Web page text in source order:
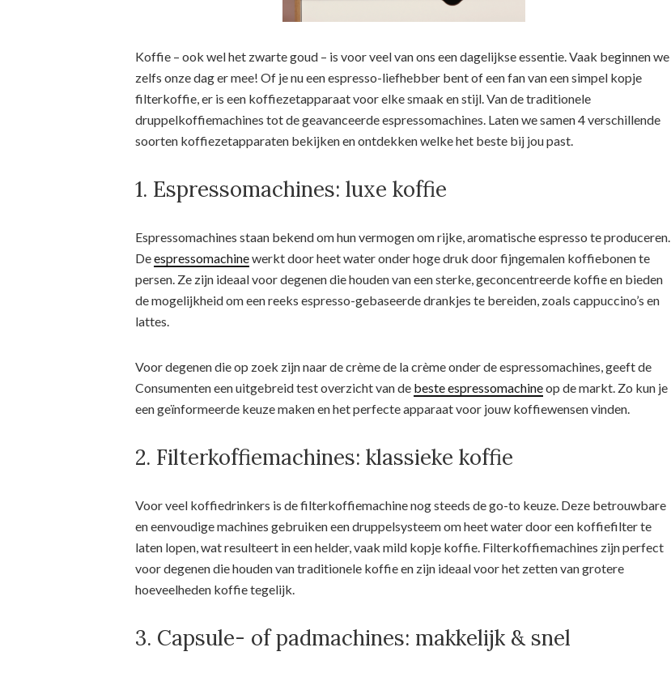
Koffie – ook wel het zwarte goud – is voor veel van ons een dagelijkse essentie. Vaak beginnen we
zelfs onze dag er mee! Of je nu een espresso-liefhebber bent of een fan van een simpel kopje
filterkoffie, er is een koffiezetapparaat voor elke smaak en stijl. Van de traditionele
druppelkoffiemachines tot de geavanceerde espressomachines. Laten we samen 4 verschillende
soorten koffiezetapparaten bekijken en ontdekken welke het beste bij jou past.
1. Espressomachines: luxe koffie
Espressomachines staan ​​bekend om hun vermogen om rijke, aromatische espresso te produceren.
Deespressomachinewerkt door heet water onder hoge druk door fijngemalen koffiebonen te
persen. Ze zijn ideaal voor degenen die houden van een sterke, geconcentreerde koffie en bieden
de mogelijkheid om een ​​reeks espresso-gebaseerde drankjes te bereiden, zoals cappuccino’s en
lattes.
Voor degenen die op zoek zijn naar de crème de la crème onder de espressomachines, geeft de
Consumenten een uitgebreid test overzicht van de beste espressomachineop de markt. Zo kun je
een geïnformeerde keuze maken en het perfecte apparaat voor jouw koffiewensen vinden.
2. Filterkoffiemachines: klassieke koffie
Voor veel koffiedrinkers is de filterkoffiemachine nog steeds de go-to keuze. Deze betrouwbare
en eenvoudige machines gebruiken een druppelsysteem om heet water door een koffiefilter te
laten lopen, wat resulteert in een helder, vaak mild kopje koffie. Filterkoffiemachines zijn perfect
voor degenen die houden van traditionele koffie en zijn ideaal voor het zetten van grotere
hoeveelheden koffie tegelijk.
3. Capsule- of padmachines: makkelijk & snel